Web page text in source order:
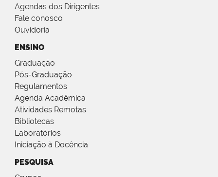
Agendas dos Dirigentes
Fale conosco
Ouvidoria
ENSINO
Graduação
Pós-Graduação
Regulamentos
Agenda Acadêmica
Atividades Remotas
Bibliotecas
Laboratórios
Iniciação à Docência
PESQUISA